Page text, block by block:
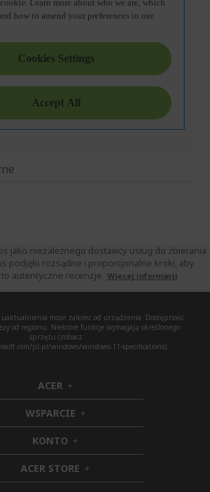
jako niezależnego dostawcy usług do zbierania
podjęło rozsądne i proporcjonalne kroki, aby
autentyczne recenzje. Więcej informacji
może zależeć od urządzenia. Dostępność
od regionu. Niektóre funkcje wymagają określonego
sprzętu (zobacz
pl-pl/windows/windows-11-specifications).
ACER h
i
d
d
e
n
WSPARCIE h
i
d
e
n
KONTO h
i
d
d
ACER STORE h
i